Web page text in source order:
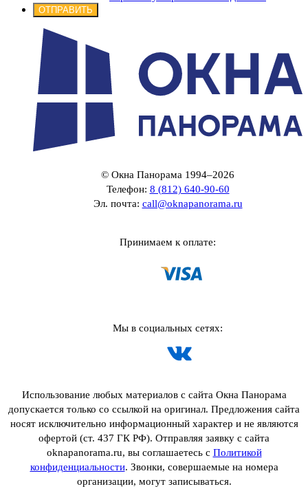
ОТПРАВИТЬ
© Окна Панорама 1994–2026
Телефон: 8 (812) 640-90-60
Эл. почта: call@oknapanorama.ru
Принимаем к оплате:
Мы в социальных сетях:
Использование любых материалов с сайта Окна Панорама
допускается только со ссылкой на оригинал. Предложения сайта
носят исключительно информационный характер и не являются
офертой (ст. 437 ГК РФ). Отправляя заявку с сайта
oknapanorama.ru, вы соглашаетесь с Политикой
конфиденциальности. Звонки, совершаемые на номера
организации, могут записываться.